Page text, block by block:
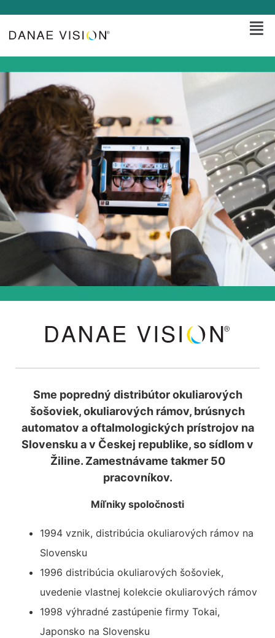
Sme popredný distribútor okuliarových
šošoviek, okuliarových rámov, brúsnych
automatov a oftalmologických prístrojov na
Slovensku a v Českej republike, so sídlom v
Žiline. Zamestnávame takmer 50
pracovníkov.
Míľniky spoločnosti
1994 vznik, distribúcia okuliarových rámov na
Slovensku
1996 distribúcia okuliarových šošoviek,
uvedenie vlastnej kolekcie okuliarových rámov
1998 výhradné zastúpenie firmy Tokai,
Japonsko na Slovensku